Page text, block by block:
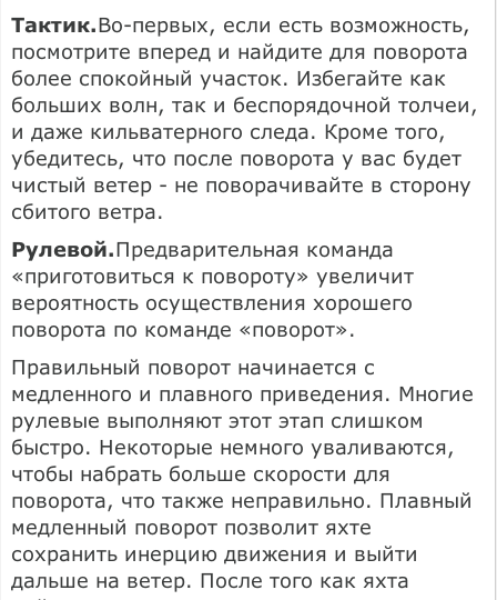
Тактик.Во-первых, если есть возможность,
посмотрите вперед и найдите для поворота
более спокойный участок. Избегайте как
больших волн, так и беспорядочной толчеи,
и даже кильватерного следа. Кроме того,
убедитесь, что после поворота у вас будет
чистый ветер - не поворачивайте в сторону
сбитого ветра.
Рулевой.Предварительная команда
«приготовиться к повороту» увеличит
вероятность осуществления хорошего
поворота по команде «поворот».
Правильный поворот начинается с
медленного и плавного приведения. Многие
рулевые выполняют этот этап слишком
быстро. Некоторые немного уваливаются,
чтобы набрать больше скорости для
поворота, что также неправильно. Плавный
медленный поворот позволит яхте
сохранить инерцию движения и выйти
дальше на ветер. После того как яхта